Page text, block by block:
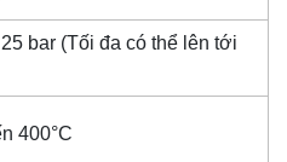
bar (Tối đa có thể lên tới
400°C